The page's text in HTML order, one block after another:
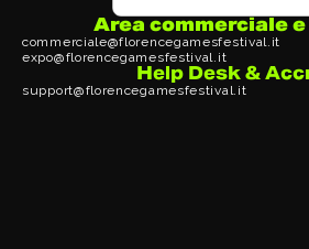
Area commerciale
commerciale@florencegamesfestival.it
expo@florencegamesfestival.it
Help Desk &
support@florencegamesfestival.it